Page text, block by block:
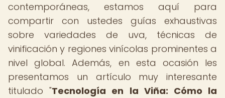
contemporáneas, estamos aquí para
compartir con ustedes guías exhaustivas
sobre variedades de uva, técnicas de
vinificación y regiones vinícolas prominentes a
nivel global. Además, en esta ocasión les
presentamos un artículo muy interesante
titulado "Tecnología en la Viña: Cómo la